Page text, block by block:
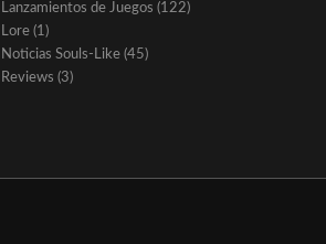
Lanzamientos de Juegos (122)
Lore(1)
Noticias Souls-Like(45)
Reviews (3)